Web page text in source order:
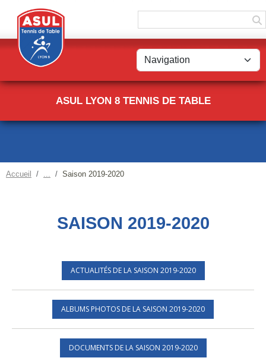
ASUL LYON 8 TENNIS DE TABLE
Accueil Saison 2019-2020
SAISON 2019-2020
ACTUALITÉS DE LA SAISON 2019-2020
ALBUMS PHOTOS DE LA SAISON 2019-2020
DOCUMENTS DE LA SAISON 2019-2020
Panneau de gestion des cookies